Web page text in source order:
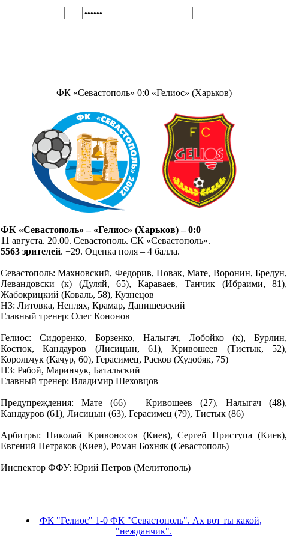
ФК «Севастополь» 0:0 «Гелиос» (Харьков)
ФК «Севастополь» – «Гелиос» (Харьков) – 0:0
11 августа. 20.00. Севастополь. СК «Севастополь».
5563 зрителей. +29. Оценка поля – 4 балла.
Севастополь: Махновский, Федорив, Новак, Мате, Воронин, Бредун,
Левандовски (к) (Дуляй, 65), Караваев, Танчик (Ибраими, 81),
Жабокрицкий (Коваль, 58), Кузнецов
НЗ: Литовка, Неплях, Крамар, Данишевский
Главный тренер: Олег Кононов
Гелиос: Сидоренко, Борзенко, Налыгач, Лобойко (к), Бурлин,
Костюк, Кандауров (Лисицын, 61), Кривошеев (Тистык, 52),
Корольчук (Качур, 60), Герасимец, Расков (Худобяк, 75)
НЗ: Рябой, Маринчук, Батальский
Главный тренер: Владимир Шеховцов
Предупреждения: Мате (66) – Кривошеев (27), Налыгач (48),
Кандауров (61), Лисицын (63), Герасимец (79), Тистык (86)
Арбитры: Николай Кривоносов (Киев), Сергей Приступа (Киев),
Евгений Петраков (Киев), Роман Бохняк (Севастополь)
Инспектор ФФУ: Юрий Петров (Мелитополь)
ФК "Гелиос" 1-0 ФК "Севастополь". Ах вот ты какой,
"нежданчик".